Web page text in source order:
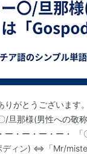
がとうございます
旦那様(男性への敬
ー・ー・ー・ー・
ィン) ⇔「Mr/